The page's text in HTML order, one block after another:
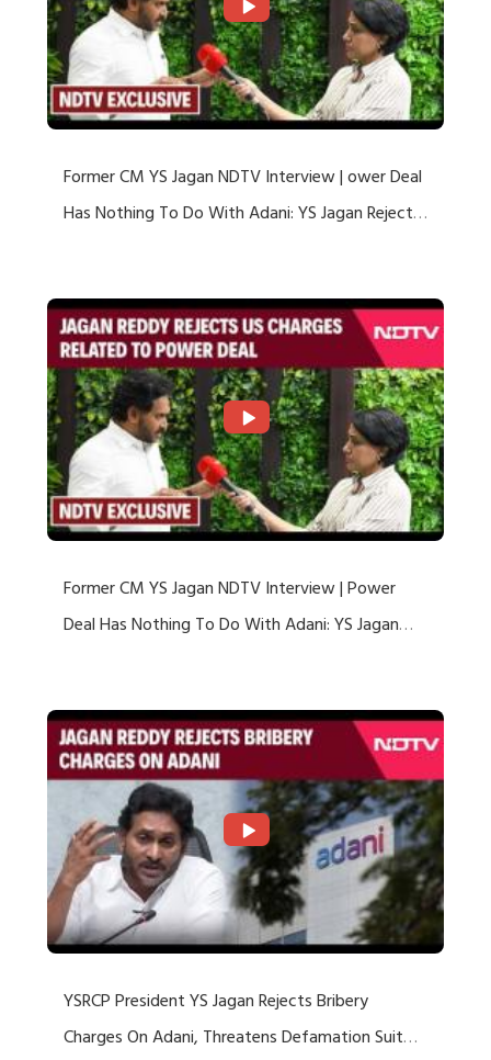
Former CM YS Jagan NDTV Interview | ower Deal
Has Nothing To Do With Adani: YS Jagan Rejects
Former CM YS Jagan NDTV Interview | Power
Deal Has Nothing To Do With Adani: YS Jagan
YSRCP President YS Jagan Rejects Bribery
Charges On Adani, Threatens Defamation Suit